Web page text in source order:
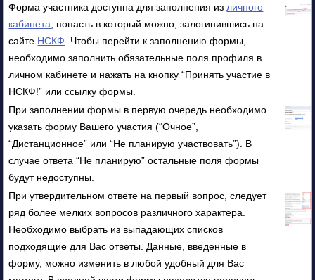
Форма участника доступна для заполнения из личного
кабинета , попасть в который можно, залогинившись на
сайте НСКФ . Чтобы перейти к заполнению формы,
необходимо заполнить обязательные поля профиля в
личном кабинете и нажать на кнопку “Принять участие в
НСКФ!” или ссылку формы.
При заполнении формы в первую очередь необходимо
указать форму Вашего участия (“Очное”,
“Дистанционное” или “Не планирую участвовать”). В
случае ответа “Не планирую” остальные поля формы
будут недоступны.
При утвердительном ответе на первый вопрос, следует
ряд более мелких вопросов различного характера.
Необходимо выбрать из выпадающих списков
подходящие для Вас ответы. Данные, введенные в
форму, можно изменить в любой удобный для Вас